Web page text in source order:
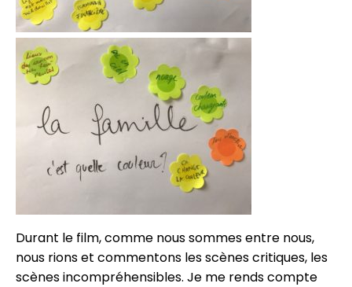
Durant le film, comme nous sommes entre nous,
nous rions et commentons les scènes critiques, les
scènes incompréhensibles. Je me rends compte